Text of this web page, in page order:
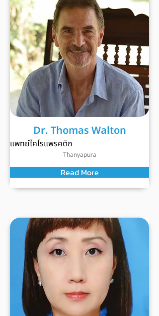
Dr. Thomas Walton
แพทย์ไคโรแพรคติก
Thanyapura
Read More